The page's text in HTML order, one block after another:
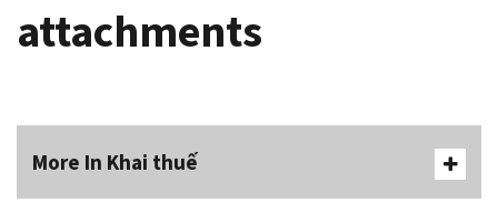
attachments
More In Khai thuế